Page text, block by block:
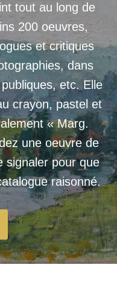
tout au long de
200 oeuvres,
et critiques
dans
etc. Elle
crayon, pastel et
« Marg.
une oeuvre de
signaler pour que
raisonné.